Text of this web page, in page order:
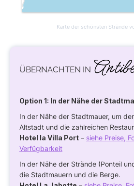
Karte der schönsten Strände
ÜBERNACHTEN IN
Option 1: In der Nähe der
In der Nähe der Stadtmauer, um
Altstadt und die zahlreichen
Hotel la Villa Port – siehe Preise,
Verfügbarkeit
In der Nähe der Strände (Ponteil
die Stadtmauern und die Berge.